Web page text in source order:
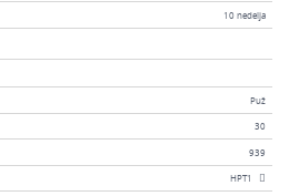
10 nedelja
Puž
30
939
HPT1